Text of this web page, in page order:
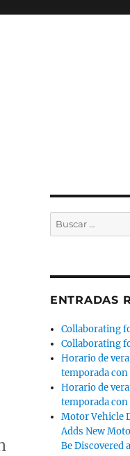
Buscar
por:
ENTRADAS
Collaborating
Collaborating
Horario de
temporada
Horario de
temporada
Motor Vehicle
Adds New
Be Discovered